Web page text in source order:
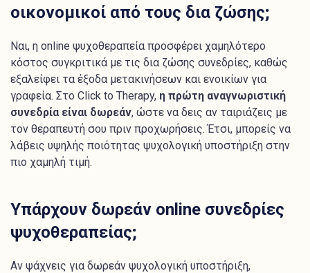
οικονομικοί από τους δια ζώσης;
Ναι, η online ψυχοθεραπεία προσφέρει χαμηλότερο
κόστος συγκριτικά με τις δια ζώσης συνεδρίες, καθώς
εξαλείφει τα έξοδα μετακινήσεων και ενοικίων για
γραφεία. Στο Click to Therapy, η πρώτη αναγνωριστική
συνεδρία είναι δωρεάν, ώστε να δεις αν ταιριάζεις με
τον θεραπευτή σου πριν προχωρήσεις. Έτσι, μπορείς να
λάβεις υψηλής ποιότητας ψυχολογική υποστήριξη στην
πιο χαμηλή τιμή.
Υπάρχουν δωρεάν online συνεδρίες
ψυχοθεραπείας;
Αν ψάχνεις για δωρεάν ψυχολογική υποστήριξη,